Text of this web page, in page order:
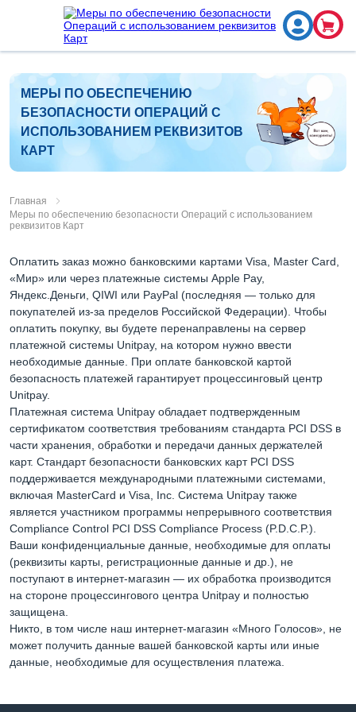
МЕРЫ ПО ОБЕСПЕЧЕНИЮ
БЕЗОПАСНОСТИ ОПЕРАЦИЙ С
ИСПОЛЬЗОВАНИЕМ РЕКВИЗИТОВ
КАРТ
Главная
Меры по обеспечению безопасности Операций с использованием
реквизитов Карт
Оплатить заказ можно банковскими картами Visa, Master Card,
«Мир» или через платежные системы Apple Pay,
Яндекс.Деньги, QIWI или PayPal (последняя — только для
покупателей из-за пределов Российской Федерации). Чтобы
оплатить покупку, вы будете перенаправлены на сервер
платежной системы Unitpay, на котором нужно ввести
необходимые данные. При оплате банковской картой
безопасность платежей гарантирует процессинговый центр
Unitpay.
Платежная система Unitpay обладает подтвержденным
сертификатом соответствия требованиям стандарта PCI DSS в
части хранения, обработки и передачи данных держателей
карт. Стандарт безопасности банковских карт PCI DSS
поддерживается международными платежными системами,
включая MasterCard и Visa, Inc. Система Unitpay также
является участником программы непрерывного соответствия
Compliance Control PCI DSS Compliance Process (P.D.C.P.).
Ваши конфиденциальные данные, необходимые для оплаты
(реквизиты карты, регистрационные данные и др.), не
поступают в интернет-магазин — их обработка производится
на стороне процессингового центра Unitpay и полностью
защищена.
Никто, в том числе наш интернет-магазин «Много Голосов», не
может получить данные вашей банковской карты или иные
данные, необходимые для осуществления платежа.